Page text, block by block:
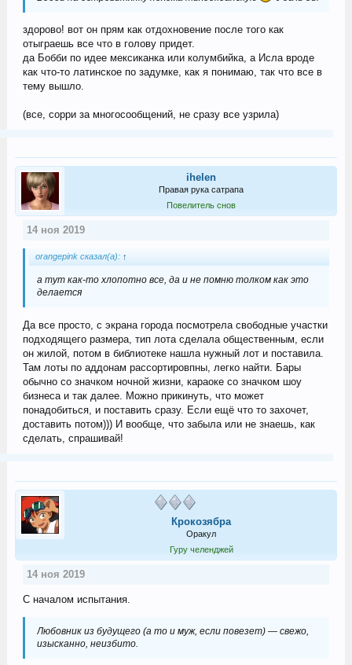
здорово! вот он прям как отдохновение после того как
отыграешь все что в голову придет.
да Бобби по идее мексиканка или колумбийка, а Исла вроде
как что-то латинское по задумке, как я понимаю, так что все в
тему вышло.
(все, сорри за многосообщений, не сразу все узрила)
ihelen
Правая рука сатрапа
Повелитель снов
14 ноя 2019
orangepink сказал(а): ↑
а тут как-то хлопотно все, да и не помню толком как это
делается
Да все просто, с экрана города посмотрела свободные участки
подходящего размера, тип лота сделала общественным, если
он жилой, потом в библиотеке нашла нужный лот и поставила.
Там лоты по аддонам рассортировпны, легко найти. Бары
обычно со значком ночной жизни, караоке со значком шоу
бизнеса и так далее. Можно прикинуть, что может
понадобиться, и поставить сразу. Если ещё что то захочет,
доставить потом))) И вообще, что забыла или не знаешь, как
сделать, спрашивай!
Крокозябра
Оракул
Гуру челенджей
14 ноя 2019
С началом испытания.
Любовник из будущего (а то и муж, если повезет) — свежо,
изысканно, неизбито.